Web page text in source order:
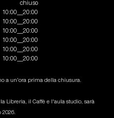
chiuso
10:00__20:00
10:00__20:00
10:00__20:00
10:00__20:00
10:00__20:00
10:00__20:00
a un'ora prima della chiusura.
Libreria, il Caffè e l'aula studio, sarà
2026.